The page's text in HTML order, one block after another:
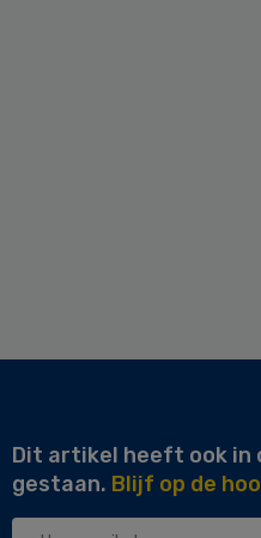
Dit artikel heeft ook in
gestaan. Blijf op de
Uw